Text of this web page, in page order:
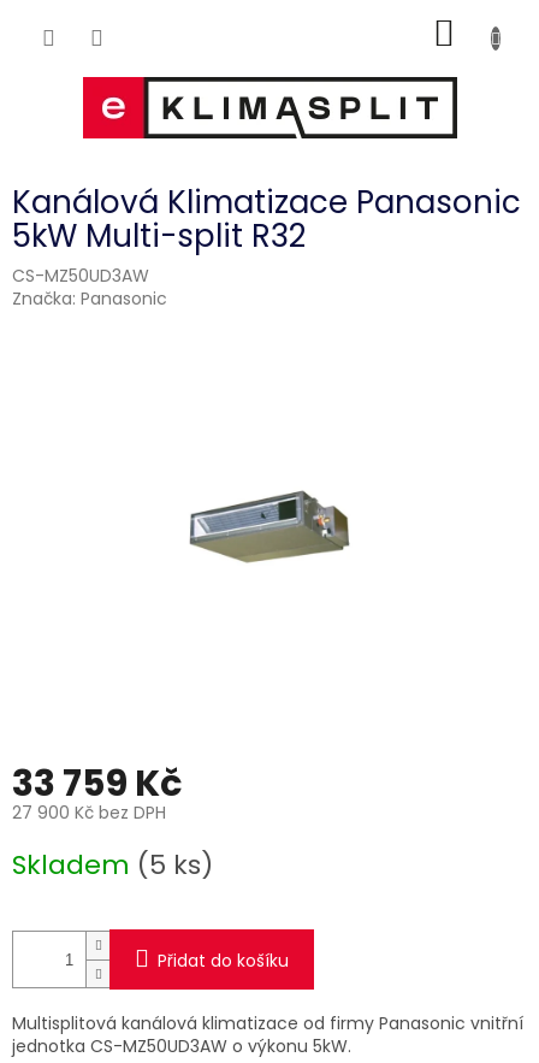
KOŠÍK
Kanálová Klimatizace Panasonic
5kW Multi-split R32
CS-MZ50UD3AW
Značka: Panasonic
33 759 Kč
27 900 Kč bez DPH
cena:
Skladem (5 ks)
Přidat do košíku
Multisplitová kanálová klimatizace od firmy Panasonic vnitřní
jednotka CS-MZ50UD3AW o výkonu 5kW.